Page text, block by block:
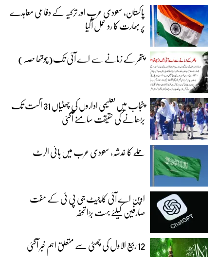
پاکستان، سعودی عرب اور ترکیہ کے دفاعی معاہدے
پر بھارت کا رد عمل آگیا
پتھر کے زمانے سے اے آئی تک(چوتھا حصہ)
پنجاب میں تعلیمی اداروں کی چھٹیاں 31 اگست تک
بڑھانے کی حقیقت سامنے آگئی
حملے کا خدشہ، سعودی عرب میں ہائی الرٹ
اوپن اے آئی کا چیٹ جی پی ٹی کے مفت
صارفین کیلئے بہت بڑا تحفہ
12 ربیع الاول کی چھٹی سے متعلق اہم خبر آگئی